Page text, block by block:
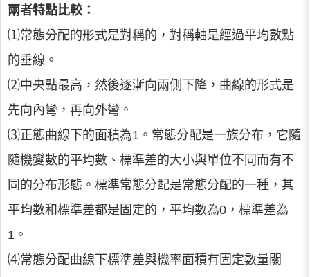
兩者特點比較：
⑴常態分配的形式是對稱的，對稱軸是經過平均數點
的垂線。
⑵中央點最高，然後逐漸向兩側下降，曲線的形式是
先向內彎，再向外彎。
⑶正態曲線下的面積為1。常態分配是一族分布，它隨
隨機變數的平均數、標準差的大小與單位不同而有不
同的分布形態。標準常態分配是常態分配的一種，其
平均數和標準差都是固定的，平均數為0，標準差為
1。
⑷常態分配曲線下標準差與機率面積有固定數量關